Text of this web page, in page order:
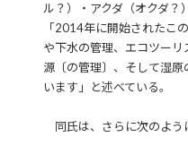
ル？）・アクダ（オクダ？
「2014年に開始されたこ
や下水の管理、エコツー
源〔の管理〕、そして湿
います」と述べている。
同氏は、さらに次のよう